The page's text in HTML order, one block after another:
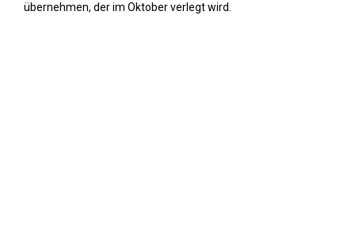
übernehmen, der im Oktober verlegt wird.